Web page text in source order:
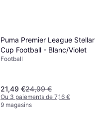
Puma Premier League Stellar
Cup Football - Blanc/Violet
Football
21,49 €24,99 €
Ou 3 paiements de 7,16 €
9 magasins